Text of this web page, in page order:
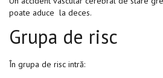
poate aduce la deces.
Grupa de risc
În grupa de risc intră: